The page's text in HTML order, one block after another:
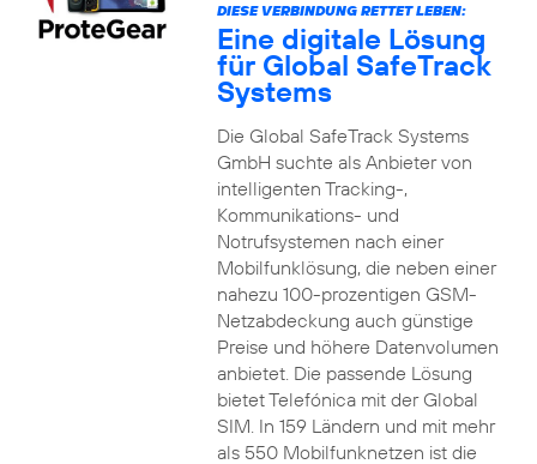
DIESE VERBINDUNG RETTET LEBEN:
Eine digitale Lösung
für Global SafeTrack
Systems
Die Global SafeTrack Systems
GmbH suchte als Anbieter von
intelligenten Tracking-,
Kommunikations- und
Notrufsystemen nach einer
Mobilfunklösung, die neben einer
nahezu 100-prozentigen GSM-
Netzabdeckung auch günstige
Preise und höhere Datenvolumen
anbietet. Die passende Lösung
bietet Telefónica mit der Global
SIM. In 159 Ländern und mit mehr
als 550 Mobilfunknetzen ist die